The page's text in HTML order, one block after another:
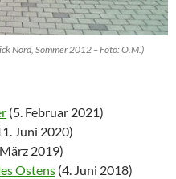
Nord, Sommer 2012 – Foto: O.M.)
(5. Februar 2021)
Juni 2020)
2019)
Ostens (4. Juni 2018)